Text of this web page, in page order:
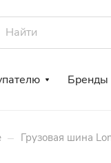
Бренды
– Грузовая шина